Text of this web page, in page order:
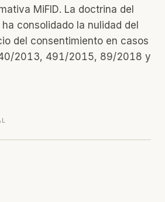
MiFID. La doctrina del
consolidado la nulidad del
del consentimiento en casos
2013, 491/2015, 89/2018 y